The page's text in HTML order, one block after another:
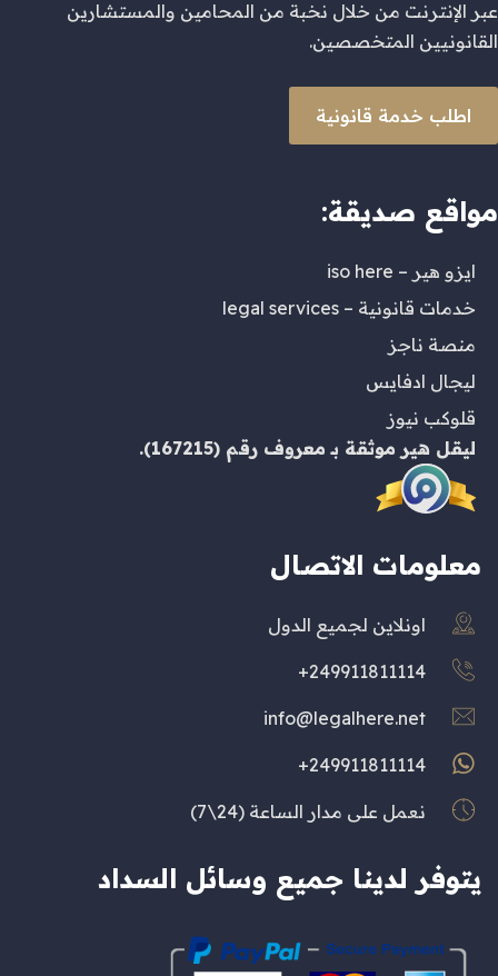
عبر الإنترنت من خلال نخبة من المحامين والمستشارين
القانونيين المتخصصين.
اطلب خدمة قانونية
مواقع صديقة:
ايزو هير – iso here
خدمات قانونية – legal services
منصة ناجز
ليجال ادفايس
قلوكب نيوز
ليقل هير موثقة بـ معروف رقم (167215).
معلومات الاتصال
اونلاين لجميع الدول
249911811114+
info@legalhere.net
249911811114+
نعمل على مدار الساعة (24\7)
يتوفر لدينا جميع وسائل السداد